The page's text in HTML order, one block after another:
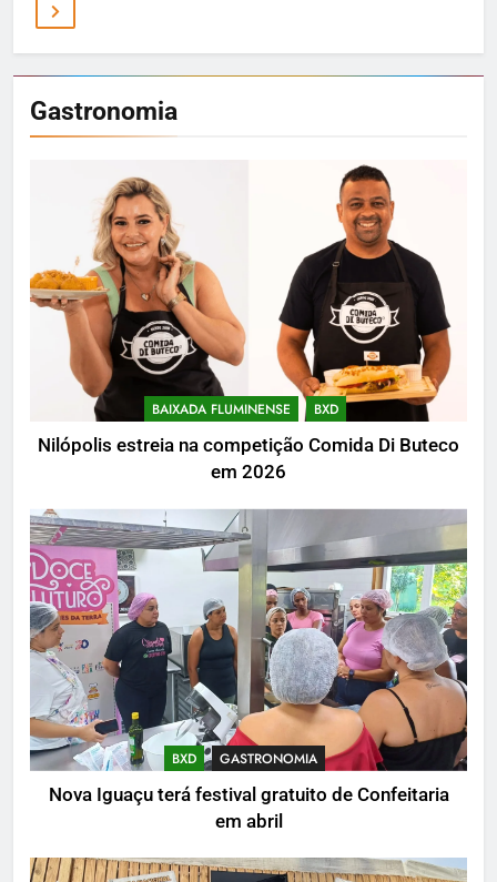
Gastronomia
BAIXADA FLUMINENSE BXD
Nilópolis estreia na competição Comida Di Buteco
em 2026
BXD GASTRONOMIA
Nova Iguaçu terá festival gratuito de Confeitaria
em abril